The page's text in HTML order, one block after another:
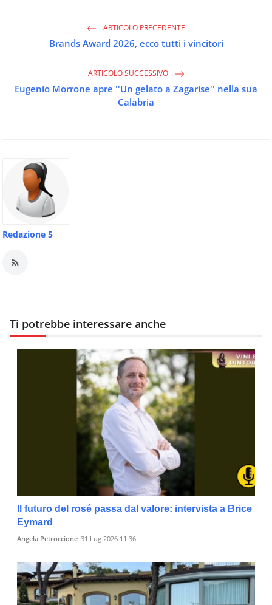
ARTICOLO PRECEDENTE
Brands Award 2026, ecco tutti i vincitori
ARTICOLO SUCCESSIVO
Eugenio Morrone apre ''Un gelato a Zagarise'' nella sua
Calabria
Redazione 5
Ti potrebbe interessare anche
Il futuro del rosé passa dal valore: intervista a Brice
Eymard
Angela Petroccione 31 Lug 2026 11:36